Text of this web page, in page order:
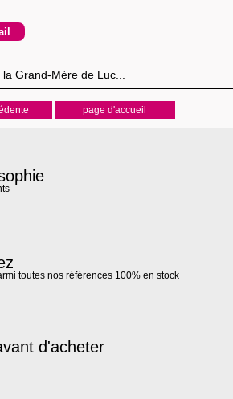
Grand-Mère de Luc...
toutes nos références 100% en stock
d'acheter